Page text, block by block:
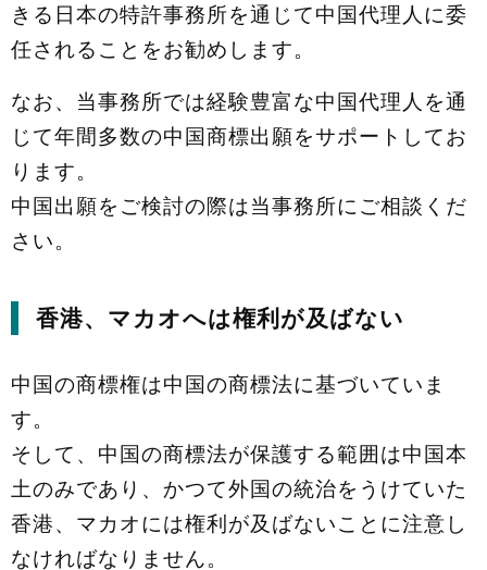
きる日本の特許事務所を通じて中国代理人に委
任されることをお勧めします。
なお、当事務所では経験豊富な中国代理人を通
じて年間多数の中国商標出願をサポートしてお
ります。
中国出願をご検討の際は当事務所にご相談くだ
さい。
香港、マカオへは権利が及ばない
中国の商標権は中国の商標法に基づいていま
す。
そして、中国の商標法が保護する範囲は中国本
土のみであり、かつて外国の統治をうけていた
香港、マカオには権利が及ばないことに注意し
なければなりません。